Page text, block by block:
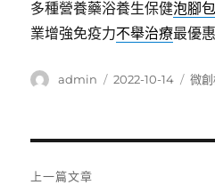
多種營養藥浴養生保健泡腳
業增強免疫力不舉治療最優
作
admin
發
2022-10-14
分
微
上一篇文章